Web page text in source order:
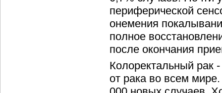
периферической
онемения
полное
после окончания
Колоректальный рак
от рака во всем